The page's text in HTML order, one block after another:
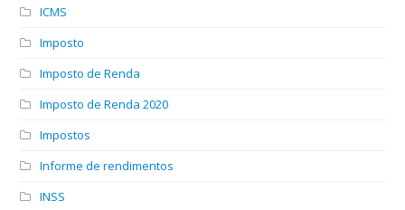
ICMS
Imposto
Imposto de Renda
Imposto de Renda 2020
Impostos
Informe de rendimentos
INSS